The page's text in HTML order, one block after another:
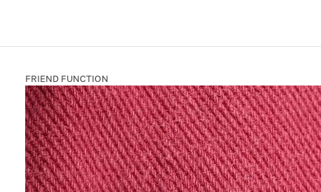
FRIEND FUNCTION